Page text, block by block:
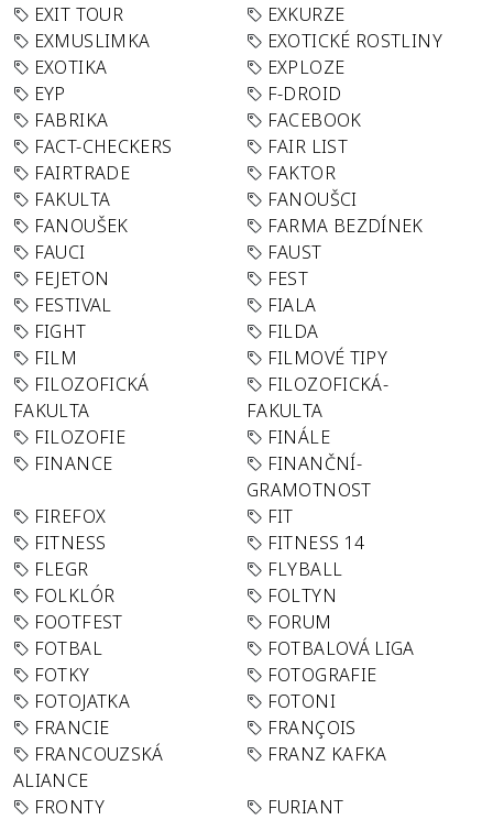
EXIT TOUR
EXKURZE
EXMUSLIMKA
EXOTICKÉ ROSTLINY
EXOTIKA
EXPLOZE
EYP
F-DROID
FABRIKA
FACEBOOK
FACT-CHECKERS
FAIR LIST
FAIRTRADE
FAKTOR
FAKULTA
FANOUŠCI
FANOUŠEK
FARMA BEZDÍNEK
FAUCI
FAUST
FEJETON
FEST
FESTIVAL
FIALA
FIGHT
FILDA
FILM
FILMOVÉ TIPY
FILOZOFICKÁ
FAKULTA
FILOZOFICKÁ-
FAKULTA
FILOZOFIE
FINÁLE
FINANCE
FINANČNÍ-
GRAMOTNOST
FIREFOX
FIT
FITNESS
FITNESS 14
FLEGR
FLYBALL
FOLKLÓR
FOLTYN
FOOTFEST
FORUM
FOTBAL
FOTBALOVÁ LIGA
FOTKY
FOTOGRAFIE
FOTOJATKA
FOTONI
FRANCIE
FRANÇOIS
FRANCOUZSKÁ
ALIANCE
FRANZ KAFKA
FRONTY
FURIANT